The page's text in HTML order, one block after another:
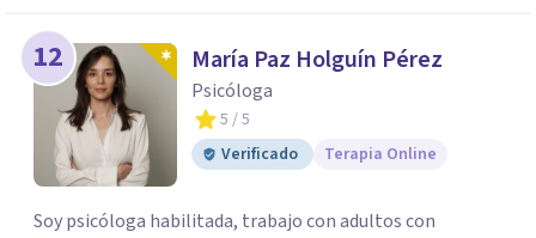
12 María Paz Holguín Pérez
Psicóloga
5 / 5
Verificado
Terapia Online
Soy psicóloga habilitada, trabajo con adultos con